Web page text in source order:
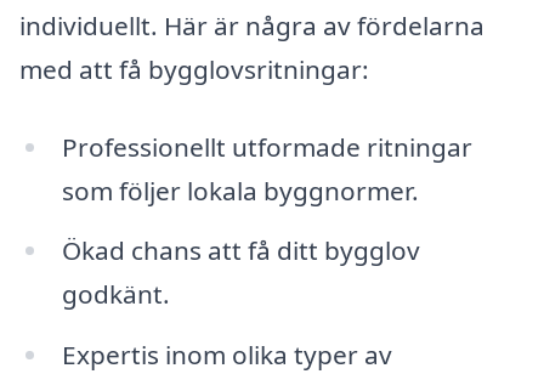
individuellt. Här är några av fördelarna
med att få bygglovsritningar:
Professionellt utformade ritningar
som följer lokala byggnormer.
Ökad chans att få ditt bygglov
godkänt.
Expertis inom olika typer av